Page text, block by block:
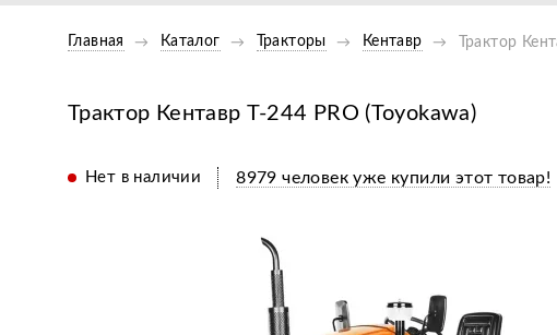
Главная Каталог Тракторы Кентавр Трактор
Трактор Кентавр Т-244 PRO (Toyokawa)
Нет в наличии 8979 человек уже купили этот товар!